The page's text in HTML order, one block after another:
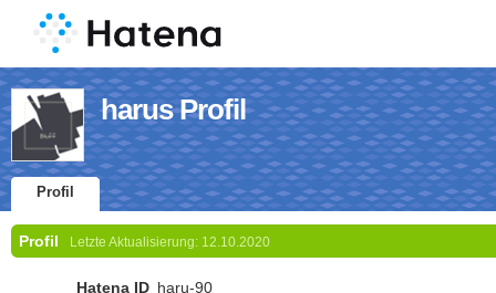
harus Profil
Profil
Profil Letzte Aktualisierung: 12.10.2020
Hatena ID haru-90